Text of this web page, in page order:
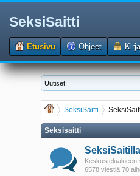
SeksiSaitti
Etusivu Ohjeet
Uutiset:
SeksiSaitti
Seksisaitti
Keskustelualueen
6578 viestiä 70